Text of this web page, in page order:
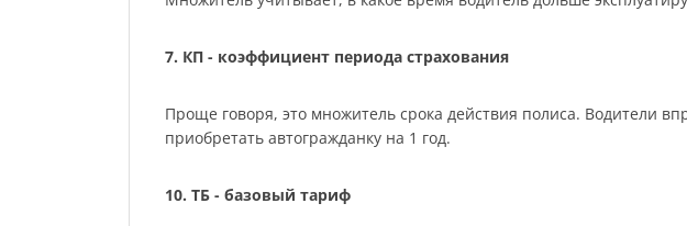
7. КП - коэффициент периода страхования
Проще говоря, это множитель срока действия полиса. Водители
приобретать автогражданку на 1 год.
10. ТБ - базовый тариф